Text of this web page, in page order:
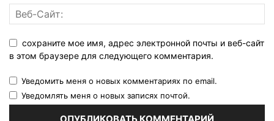
сохраните мое имя, адрес электронной почты и веб-сайт
в этом браузере для следующего комментария.
Уведомить меня о новых комментариях по email.
Уведомлять меня о новых записях почтой.